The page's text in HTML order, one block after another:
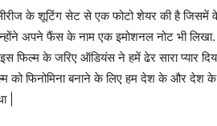
के शूटिंग सेट से एक फोटो शेयर की है
अपने फैंस के नाम एक इमोशनल नोट भी लिखा.
फिल्म के जरिए ऑडियंस ने हमें ढेर सारा प्यार
को फिनोमिना बनाने के लिए हम देश के और देश
|